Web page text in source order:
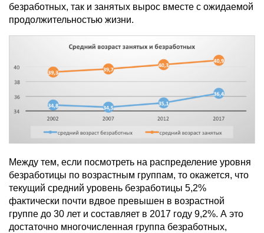
безработных, так и занятых вырос вместе с ожидаемой
продолжительностью жизни.
Между тем, если посмотреть на распределение уровня
безработицы по возрастным группам, то окажется, что
текущий средний уровень безработицы 5,2%
фактически почти вдвое превышен в возрастной
группе до 30 лет и составляет в 2017 году 9,2%. А это
достаточно многочисленная группа безработных,